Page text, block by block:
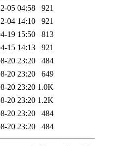
05 04:58
921
04 14:10
921
19 15:50
813
15 14:13
921
20 23:20
484
20 23:20
649
20 23:20 1.0K
20 23:20 1.2K
20 23:20
484
20 23:20 484